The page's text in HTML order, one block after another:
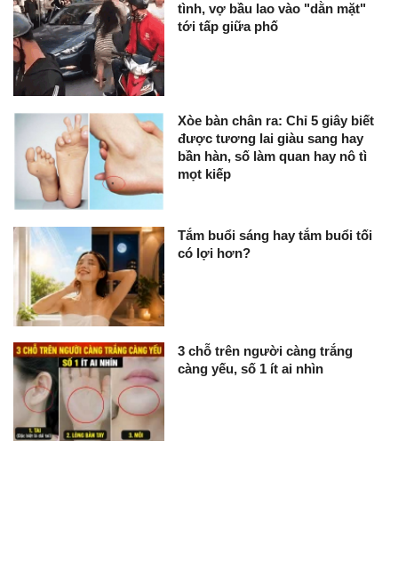
tình, vợ bầu lao vào "dằn mặt"
tới tấp giữa phố
Xòe bàn chân ra: Chỉ 5 giây biết
được tương lai giàu sang hay
bần hàn, số làm quan hay nô tì
mọt kiếp
Tắm buổi sáng hay tắm buổi tối
có lợi hơn?
3 chỗ trên người càng trắng
càng yếu, số 1 ít ai nhìn